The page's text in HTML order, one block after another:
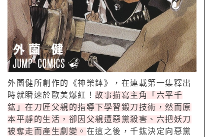
外薗健所創作的《神樂鉢》，在連載第一集釋出
時就瞬速於歐美爆紅！ 故事描寫主角「六平千
鈜」在刀匠父親的指導下學習鍛刀技術，然而原
本平靜的生活，卻因父親遭惡黨殺害、六把妖刀
被奪走而產生劇變。 在這之後，千鈜決定向惡黨